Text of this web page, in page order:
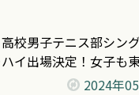
高校男子テニス部シン
イ出場決定！女子も
2024年